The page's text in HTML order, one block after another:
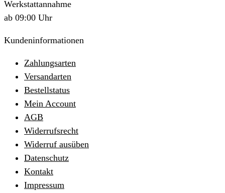
Werkstattannahme
ab 09:00 Uhr
Kundeninformationen
Zahlungsarten
Versandarten
Bestellstatus
Mein Account
AGB
Widerrufsrecht
Widerruf ausüben
Datenschutz
Kontakt
Impressum